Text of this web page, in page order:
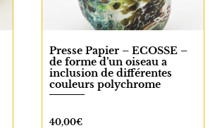
Presse Papier – ECOSSE –
de forme d’un oiseau a
inclusion de différentes
couleurs polychrome
40,00€